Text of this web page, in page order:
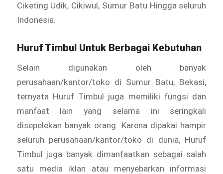
Ciketing Udik, Cikiwul, Sumur Batu Hingga seluruh
Indonesia.
Huruf Timbul Untuk Berbagai Kebutuhan
Selain digunakan oleh banyak
perusahaan/kantor/toko di Sumur Batu, Bekasi,
ternyata Huruf Timbul juga memiliki fungsi dan
manfaat lain yang selama ini seringkali
disepelekan banyak orang. Karena dipakai hampir
seluruh perusahaan/kantor/toko di dunia, Huruf
Timbul juga banyak dimanfaatkan sebagai salah
satu media iklan atau menyebarkan informasi